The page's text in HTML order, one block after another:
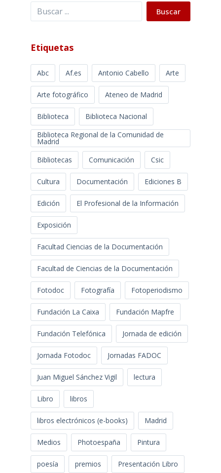
Buscar Buscar
Etiquetas
Abc Af.es Antonio Cabello Arte
Arte fotográfico Ateneo de Madrid
Biblioteca
Biblioteca Nacional
Biblioteca Regional de la Comunidad de
Madrid
Bibliotecas
Comunicación Csic
Cultura Documentación Ediciones B
Edición El Profesional de la Información
Exposición
Facultad Ciencias de la Documentación
Facultad de Ciencias de la Documentación
Fotodoc Fotografía Fotoperiodismo
Fundación La Caixa Fundación Mapfre
Fundación Telefónica Jornada de edición
Jornada Fotodoc Jornadas FADOC
Juan Miguel Sánchez Vigil lectura
Libro libros
libros electrónicos (e-books) Madrid
Medios Photoespaña Pintura
poesía premios Presentación Libro